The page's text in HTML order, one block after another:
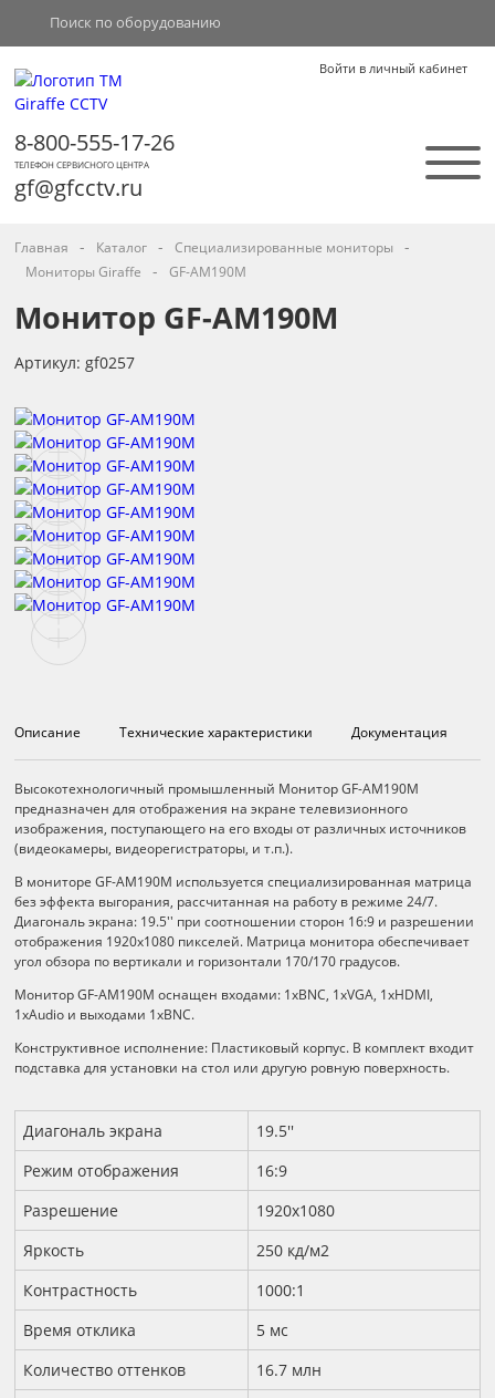
Войти в личный кабинет
8-800-555-17-26
ТЕЛЕФОН СЕРВИСНОГО ЦЕНТРА
gf@gfcctv.ru
Главная - Каталог - Специализированные мониторы -
Мониторы Giraffe - GF-AM190M
Монитор GF-AM190M
Артикул: gf0257
Описание Технические характеристики Документация
Описание
Высокотехнологичный промышленный Монитор GF-AM190M
предназначен для отображения на экране телевизионного
изображения, поступающего на его входы от различных источников
(видеокамеры, видеорегистраторы, и т.п.).
В мониторе GF-AM190M используется специализированная матрица
без эффекта выгорания, рассчитанная на работу в режиме 24/7.
Диагональ экрана: 19.5'' при соотношении сторон 16:9 и разрешении
отображения 1920x1080 пикселей. Матрица монитора обеспечивает
угол обзора по вертикали и горизонтали 170/170 градусов.
Монитор GF-AM190M оснащен входами: 1хBNC, 1хVGA, 1хHDMI,
1хAudio и выходами 1хBNC.
Конструктивное исполнение: Пластиковый корпус. В комплект входит
подставка для установки на стол или другую ровную поверхность.
Технические характеристики
Диагональ экрана
19.5''
Режим отображения
16:9
Разрешение
1920x1080
Яркость
250 кд/м2
Контрастность
1000:1
Время отклика
5 мс
Количество оттенков
16.7 млн